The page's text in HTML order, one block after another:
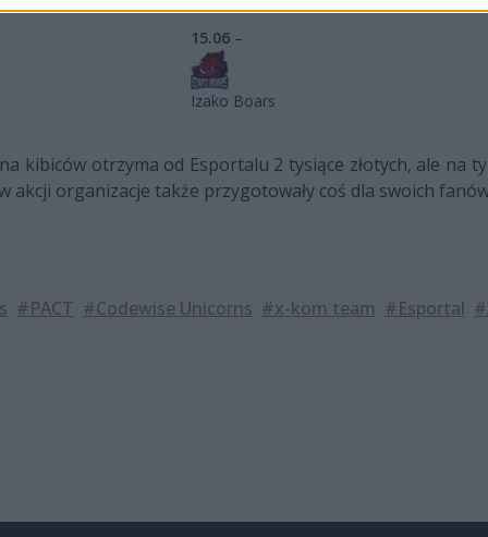
15.06 –
Izako Boars
kibiców otrzyma od Esportalu 2 tysiące złotych, ale na
akcji organizacje także przygotowały coś dla swoich
#PACT #Codewise Unicorns #x-kom team #Esportal